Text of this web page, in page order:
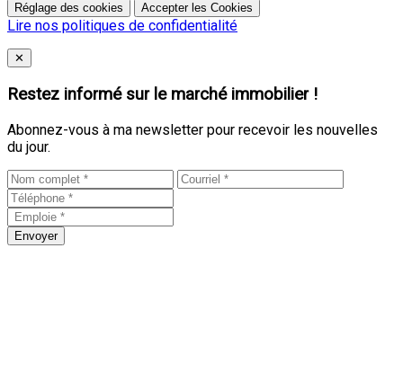
Réglage des cookies Accepter les Cookies
Lire nos politiques de confidentialité
Close
✕
Restez informé sur le marché immobilier !
Abonnez-vous à ma newsletter pour recevoir les nouvelles
du jour.
Envoyer